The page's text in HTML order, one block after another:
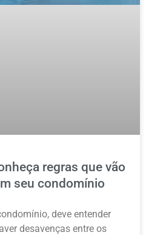
regras que vão
seu condomínio
deve entender
desavenças entre os